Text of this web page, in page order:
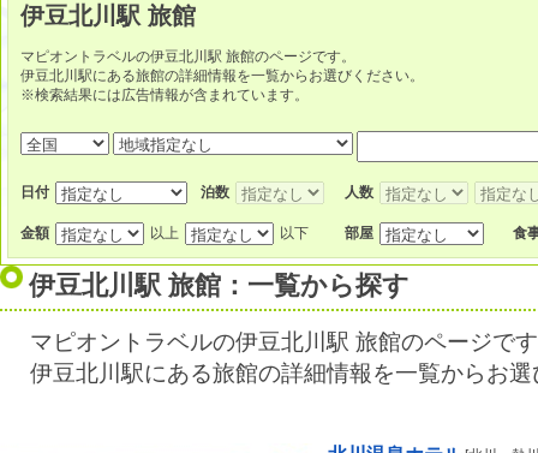
伊豆北川駅 旅館
マピオントラベルの伊豆北川駅 旅館のページです。
伊豆北川駅にある旅館の詳細情報を一覧からお選びください。
※検索結果には広告情報が含まれています。
日付 泊数 人数
金額 以上 以下 部屋 食
伊豆北川駅 旅館：一覧から探す
マピオントラベルの伊豆北川駅 旅館のページで
伊豆北川駅にある旅館の詳細情報を一覧からお